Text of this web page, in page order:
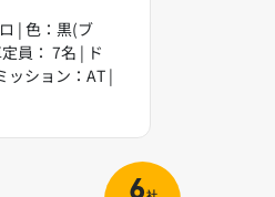
| 色：黒(ブ
員： 7名 | ド
ッション：AT |